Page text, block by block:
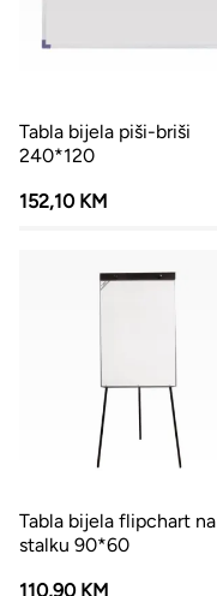
Tabla bijela piši-briši
240*120
152,10 KM
Tabla bijela flipchart na
stalku 90*60
110,90 KM